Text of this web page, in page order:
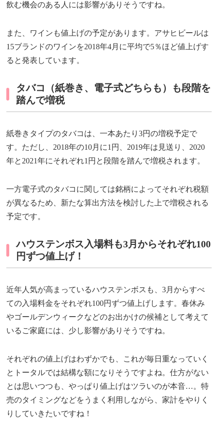
飲む機会のある人には影響がありそうですね。
また、ワインも値上げの予定があります。アサヒビールは
15ブランドのワインを2018年4月に平均で5％ほど値上げす
ると発表しています。
タバコ（紙巻き、電子式どちらも）も段階を
踏んで増税
紙巻きタイプのタバコは、一本あたり3円の増税予定で
す。ただし、2018年の10月に1円、2019年は見送り、2020
年と2021年にそれぞれ1円と段階を踏んで増税されます。
一方電子式のタバコに関しては銘柄によってそれぞれ税額
が異なるため、新たな算出方法を検討した上で増税される
予定です。
ハウステンボス入場料も3月からそれぞれ100
円ずつ値上げ！
近年人気が高まっているハウステンボスも、3月からすべ
ての入場料金をそれぞれ100円ずつ値上げします。春休み
やゴールデンウィークなどのお出かけの候補として考えて
いるご家庭には、少し影響がありそうですね。
それぞれの値上げはわずかでも、これが毎日重なっていく
とトータルでは結構な額になりそうですよね。仕方がない
とは思いつつも、やっぱり値上げはツラいのが本音…。特
売のタイミングなどをうまく利用しながら、家計をやりく
りしていきたいですね！